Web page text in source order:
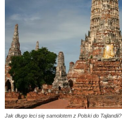
Jak długo leci się samolotem z Polski do Tajlandii?